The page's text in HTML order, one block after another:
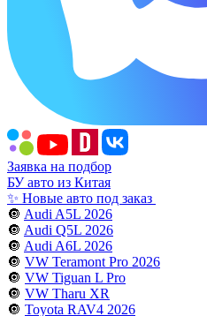
Заявка на подбор
БУ авто из Китая
✨ Новые авто под заказ
🔘 Audi A5L 2026
🔘 Audi Q5L 2026
🔘 Audi A6L 2026
🔘 VW Teramont Pro 2026
🔘 VW Tiguan L Pro
🔘 VW Tharu XR
🔘 Toyota RAV4 2026